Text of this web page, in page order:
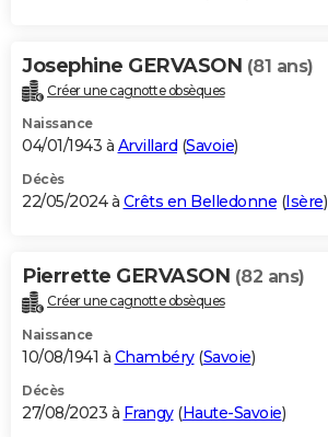
Josephine GERVASON (81 ans)
Créer une cagnotte obsèques
Naissance
04/01/1943 à Arvillard (Savoie)
Décès
22/05/2024 à Crêts en Belledonne (Isère)
Pierrette GERVASON (82 ans)
Créer une cagnotte obsèques
Naissance
10/08/1941 à Chambéry(Savoie)
Décès
27/08/2023 à Frangy(Haute-Savoie)